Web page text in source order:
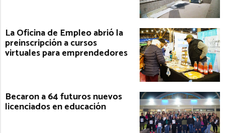
La Oficina de Empleo abrió la
preinscripción a cursos
virtuales para emprendedores
Becaron a 64 futuros nuevos
licenciados en educación